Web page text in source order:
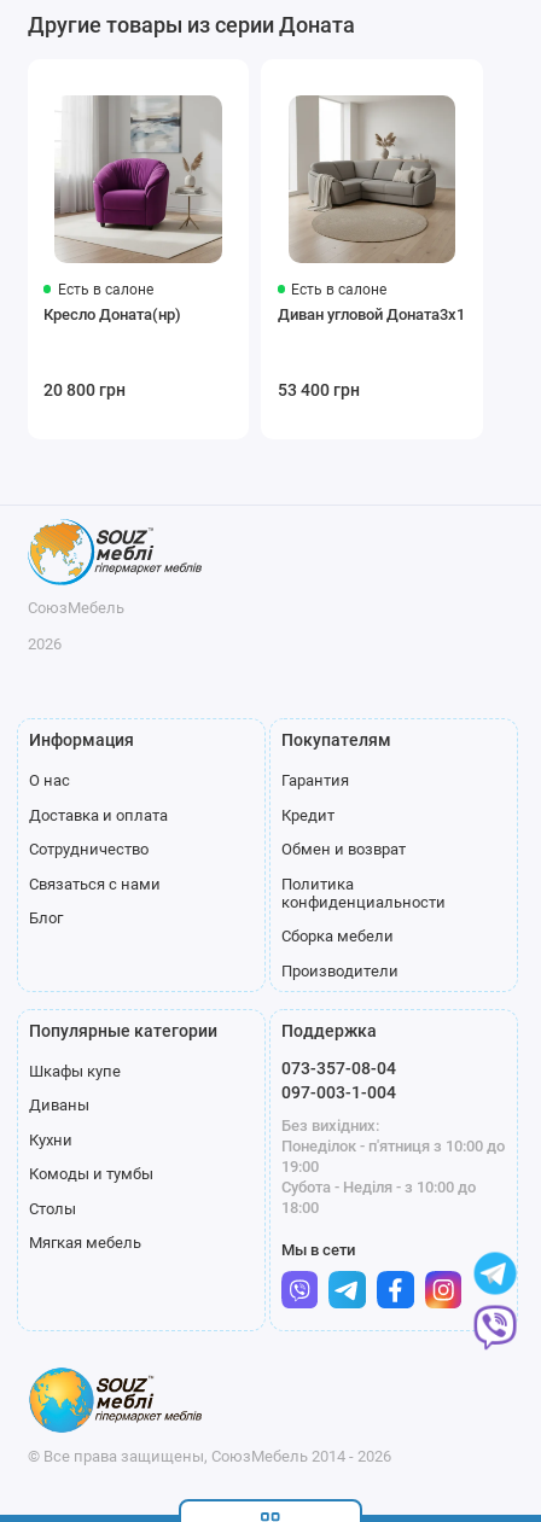
Другие товары из серии Доната
Есть в салоне
Кресло Доната(нр)
20 800 грн
Есть в салоне
Диван угловой Доната3х1
53 400 грн
СоюзМебель
2026
Информация
О нас
Доставка и оплата
Сотрудничество
Связаться с нами
Блог
Покупателям
Гарантия
Кредит
Обмен и возврат
Политика
конфиденциальности
Сборка мебели
Производители
Популярные категории
Шкафы купе
Диваны
Кухни
Комоды и тумбы
Столы
Мягкая мебель
Поддержка
073-357-08-04
097-003-1-004
Без вихідних:
Понеділок - п'ятниця з 10:00 до
19:00
Субота - Неділя - з 10:00 до
18:00
Мы в сети
© Все права защищены, СоюзМебель 2014 - 2026